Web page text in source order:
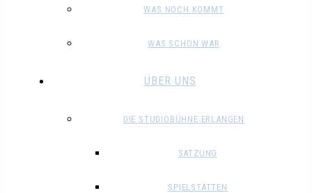
WAS NOCH KOMMT
WAS SCHON WAR
ÜBER UNS
DIE STUDIOBÜHNE ERLANGEN
SATZUNG
SPIELSTÄTTEN